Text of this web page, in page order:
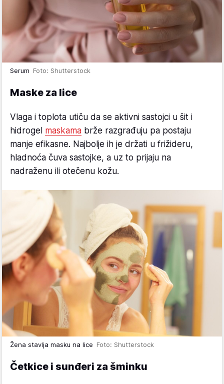
Serum Foto: Shutterstock
Maske za lice
Vlaga i toplota utiču da se aktivni sastojci u šit i
hidrogel maskama brže razgrađuju pa postaju
manje efikasne. Najbolje ih je držati u frižideru,
hladnoća čuva sastojke, a uz to prijaju na
nadraženu ili otečenu kožu.
Žena stavlja masku na lice Foto: Shutterstock
Četkice i sunđeri za šminku